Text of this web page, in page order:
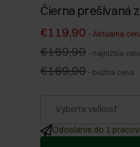
Čierna prešívaná
€119,90 - Aktuálna
€169,90 - najnižšia
€169,90 - bežná cena
Vyberte veľkosť
Odoslanie do 1